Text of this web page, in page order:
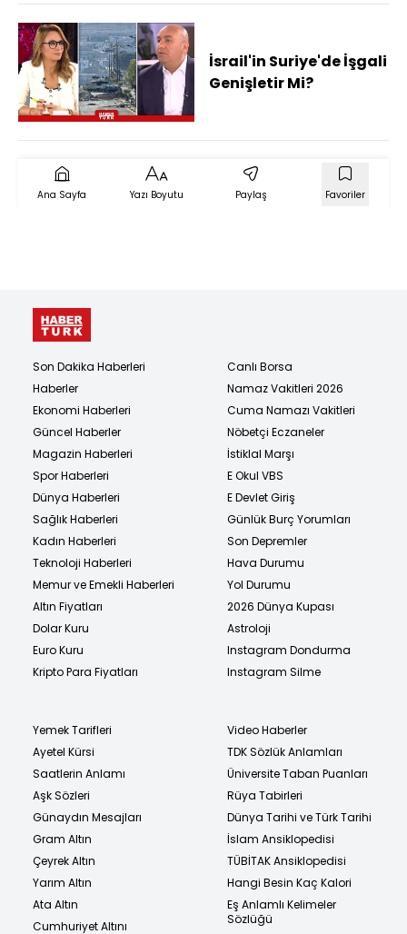
Yanaşmıyor?
İsrail'in Suriye'de İşgali
Genişletir Mi?
Ana Sayfa Yazı Boyutu Paylaş Favoriler
Son Dakika Haberleri
Haberler
Ekonomi Haberleri
Güncel Haberler
Magazin Haberleri
Spor Haberleri
Dünya Haberleri
Sağlık Haberleri
Kadın Haberleri
Teknoloji Haberleri
Memur ve Emekli Haberleri
Altın Fiyatları
Dolar Kuru
Euro Kuru
Kripto Para Fiyatları
Canlı Borsa
Namaz Vakitleri 2026
Cuma Namazı Vakitleri
Nöbetçi Eczaneler
İstiklal Marşı
E Okul VBS
E Devlet Giriş
Günlük Burç Yorumları
Son Depremler
Hava Durumu
Yol Durumu
2026 Dünya Kupası
Astroloji
Instagram Dondurma
Instagram Silme
Yemek Tarifleri
Ayetel Kürsi
Saatlerin Anlamı
Aşk Sözleri
Günaydın Mesajları
Gram Altın
Çeyrek Altın
Yarım Altın
Ata Altın
Cumhuriyet Altını
Video Haberler
TDK Sözlük Anlamları
Üniversite Taban Puanları
Rüya Tabirleri
Dünya Tarihi ve Türk Tarihi
İslam Ansiklopedisi
TÜBİTAK Ansiklopedisi
Hangi Besin Kaç Kalori
Eş Anlamlı Kelimeler
Sözlüğü